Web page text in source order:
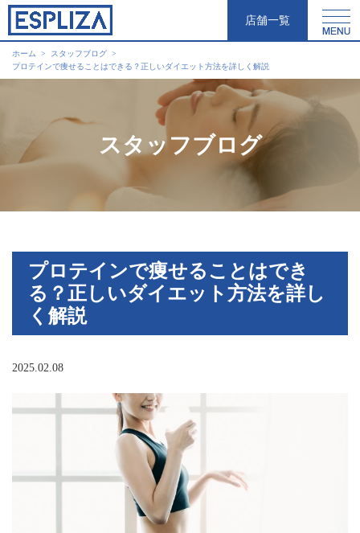
店舗一覧
ホーム
スタッフブログ
プロテインで痩せることはできる？正しいダイエット方法を詳しく解説
スタッフブログ
プロテインで痩せることはでき
る？正しいダイエット方法を詳し
く解説
2025.02.08